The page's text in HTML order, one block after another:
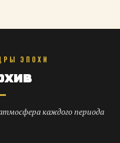
ЭПОХИ
каждого периода